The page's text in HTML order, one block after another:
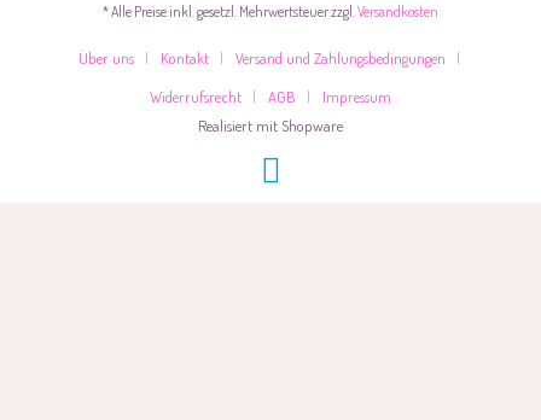
* Alle Preise inkl. gesetzl. Mehrwertsteuer zzgl.Versandkosten
Über uns Kontakt
Versand und Zahlungsbedingungen
Widerrufsrecht
AGB
Impressum
Realisiert mit Shopware